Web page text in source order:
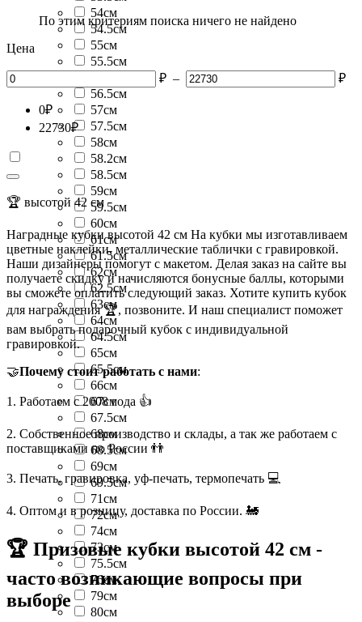
54см
54.5см
55см
55.5см
56.5см
57см
57.5см
58см
58.2см
58.5см
59см
59.5см
60см
61см
61.5см
62см
62.5см
63см
64см
64.5см
65см
65.5см
66см
67см
67.5см
68см
68.5см
69см
69.5см
71см
72см
74см
73см
75.5см
76см
79см
80см
По этим критериям поиска ничего не найдено
Цена
₽ – ₽
0₽
22730₽
🏆 высотой 42 см
Наградные кубки высотой 42 см На кубки мы изготавливаем
цветные наклейки, металлические таблички с гравировкой.
Наши дизайнеры помогут с макетом. Делая заказ на сайте вы
получаете скидку и начисляются бонусные баллы, которыми
вы сможете оплатить следующий заказ. Хотите купить кубок
для награждения 🏆, позвоните. И наш специалист поможет
вам выбрать подарочный кубок с индивидуальной
гравировкой.
🤝Почему стоит работать с нами:
1. Работаем с 2008 года 👍
2. Собственное производство и склады, а так же работаем с
поставщиками по России 👬
3. Печать, гравировка, уф-печать, термопечать 💻
4. Оптом и в розницу, доставка по России. 🚂
🏆 Призовые кубки высотой 42 см -
часто возникающие вопросы при
выборе